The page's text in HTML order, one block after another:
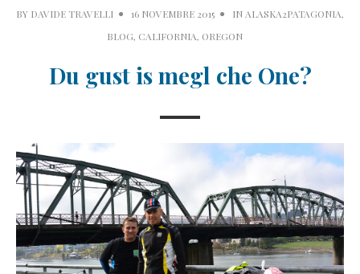
BY DAVIDE TRAVELLI 16 NOVEMBRE 2015 IN ALASKA2PATAGONIA,
BLOG, CALIFORNIA, OREGON
Du gust is megl che One?